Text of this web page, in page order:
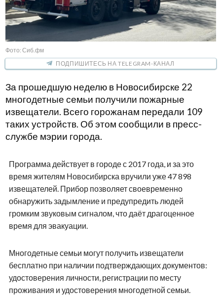
Фото: Сиб.фм
ПОДПИШИТЕСЬ НА TELEGRAM-КАНАЛ
За прошедшую неделю в Новосибирске 22
многодетные семьи получили пожарные
извещатели. Всего горожанам передали 109
таких устройств. Об этом сообщили в пресс-
службе мэрии города.
Программа действует в городе с 2017 года, и за это
время жителям Новосибирска вручили уже 47 898
извещателей. Прибор позволяет своевременно
обнаружить задымление и предупредить людей
громким звуковым сигналом, что даёт драгоценное
время для эвакуации.
Многодетные семьи могут получить извещатели
бесплатно при наличии подтверждающих документов:
удостоверения личности, регистрации по месту
проживания и удостоверения многодетной семьи.